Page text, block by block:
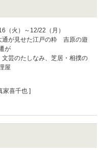
（火）～12/22（月）
通が見せた江戸の粋　吉原の遊
が
文芸のたしなみ、芝居・相撲の
屋
家喜千也 ]